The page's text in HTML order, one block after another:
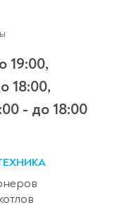
19:00,
18:00,
- до 18:00